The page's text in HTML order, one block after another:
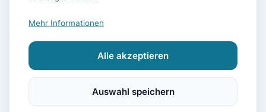
Ausstattung
WLAN
Geschirrspüler Terrasse
Wellnessbehandlungen Kaffeemaschine
Mehr Informationen
Alle akzeptieren
Auswahl speichern